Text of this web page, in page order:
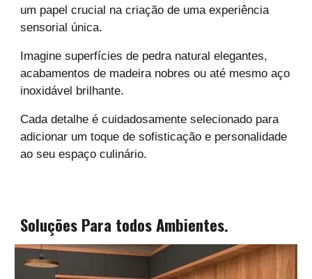
um papel crucial na criação de uma experiência
sensorial única.
Imagine superfícies de pedra natural elegantes,
acabamentos de madeira nobres ou até mesmo aço
inoxidável brilhante.
Cada detalhe é cuidadosamente selecionado para
adicionar um toque de sofisticação e personalidade
ao seu espaço culinário.
Soluções Para todos Ambientes.